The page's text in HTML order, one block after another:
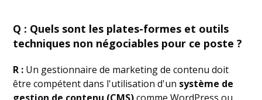
Q : Quels sont les plates-formes et outils
techniques non négociables pour ce poste ?
R : Un gestionnaire de marketing de contenu doit
être compétent dans l'utilisation d'un système de